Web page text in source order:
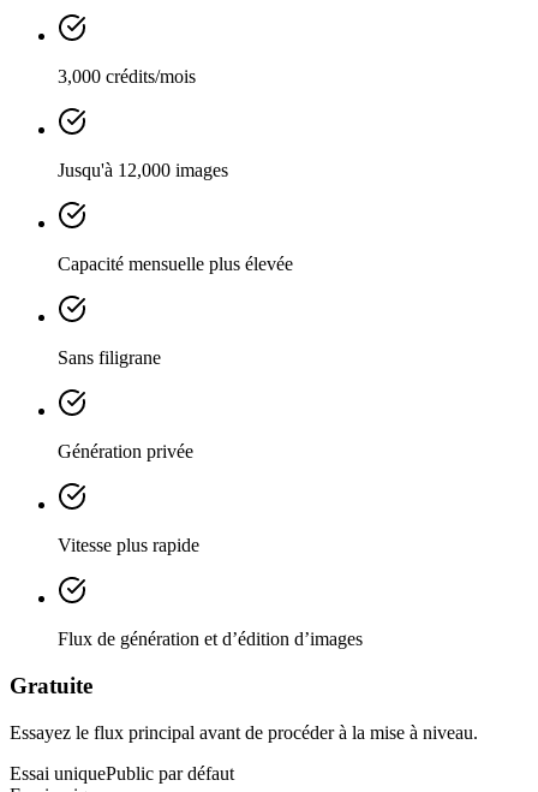
3,000 crédits/mois
Jusqu'à 12,000 images
Capacité mensuelle plus élevée
Sans filigrane
Génération privée
Vitesse plus rapide
Flux de génération et d’édition d’images
Gratuite
Essayez le flux principal avant de procéder à la mise à niveau.
Essai uniquePublic par défaut